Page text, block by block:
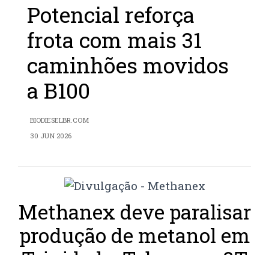
Potencial reforça
frota com mais 31
caminhões movidos
a B100
BIODIESELBR.COM
30 JUN 2026
Methanex deve paralisar
produção de metanol em